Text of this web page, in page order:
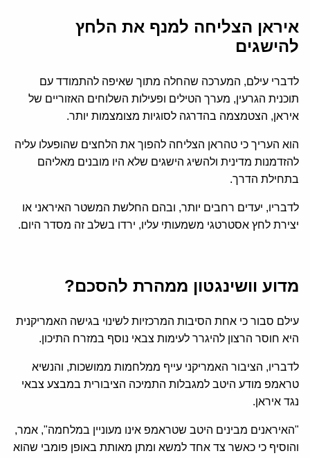
איראן הצליחה למנף את הלחץ
להישגים
לדברי עילם, המערכה שהחלה מתוך שאיפה להתמודד עם
תוכנית הגרעין, מערך הטילים ופעילות השלוחים האזוריים של
איראן, הצטמצמה בהדרגה לסוגיות מצומצמות יותר.
הוא העריך כי טהראן הצליחה להפוך את הלחצים שהופעלו עליה
להזדמנות מדינית ולהשיג הישגים שלא היו מובנים מאליהם
בתחילת הדרך.
לדבריו, יעדים רחבים יותר, ובהם החלשת המשטר האיראני או
יצירת לחץ אסטרטגי משמעותי עליו, ירדו בשלב זה מסדר היום.
מדוע וושינגטון ממהרת להסכם?
עילם סבור כי אחת הסיבות המרכזיות לשינוי בגישה האמריקנית
היא חוסר הרצון להיגרר לעימות צבאי נוסף במזרח התיכון.
לדבריו, הציבור האמריקני עייף ממלחמות ממושכות, והנשיא
טראמפ מודע היטב למגבלות התמיכה הציבורית במבצע צבאי
נגד איראן.
"האיראנים מבינים היטב שטראמפ אינו מעוניין במלחמה", אמר,
והוסיף כי כאשר צד אחד למשא ומתן מאותת באופן פומבי שהוא